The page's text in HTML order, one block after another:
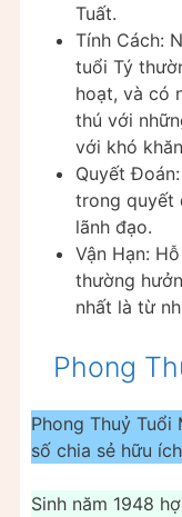
Tuất.
Tính Cách:
tuổi Tý
hoạt, và có
thú với
với khó
Quyết
trong quyết
lãnh đạo.
Vận Hạn:
thường
nhất là từ
Phong
Phong Thuỷ Tuổi
số chia sẻ hữu ích
Sinh năm 1948